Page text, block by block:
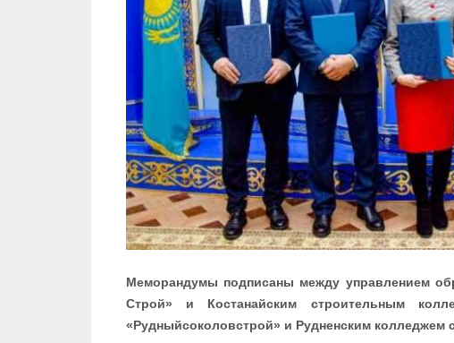
Меморандумы подписаны между управлением
Строй» и Костанайским строительным
«Рудныйсоколовстрой» и Рудненским колледжем